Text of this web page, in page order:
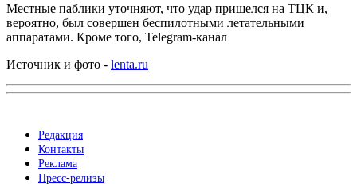
Местные паблики уточняют, что удар пришелся на ТЦК и,
вероятно, был совершен беспилотными летательными
аппаратами. Кроме того, Telegram-канал
Источник и фото - lenta.ru
Редакция
Контакты
Реклама
Пресс-релизы